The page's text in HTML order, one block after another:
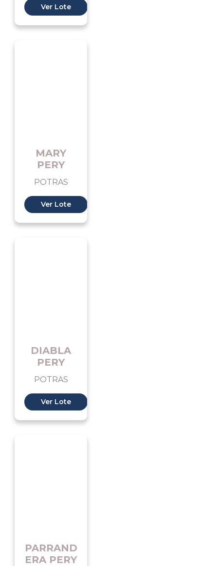
Ver Lote
MARY
PERY
POTRAS
Ver Lote
DIABLA
PERY
POTRAS
Ver Lote
PARRAND
ERA PERY